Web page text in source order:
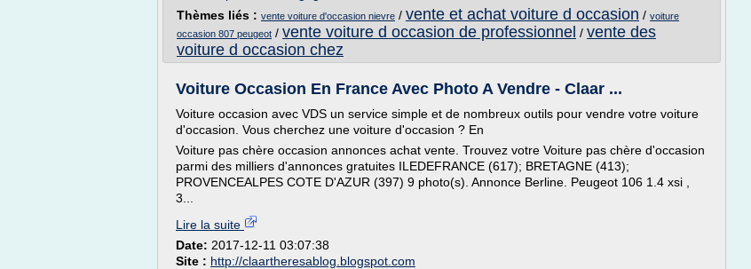
Thèmes liés : vente voiture d'occasion nievre / vente et achat voiture d occasion / voiture
occasion 807 peugeot / vente voiture d occasion de professionnel / vente des
voiture d occasion chez
Voiture Occasion En France Avec Photo A Vendre - Claar ...
Voiture occasion avec VDS un service simple et de nombreux outils pour vendre votre voiture
d'occasion. Vous cherchez une voiture d'occasion ? En
Voiture pas chère occasion annonces achat vente. Trouvez votre Voiture pas chère d'occasion
parmi des milliers d'annonces gratuites ILEDEFRANCE (617); BRETAGNE (413);
PROVENCEALPES COTE D'AZUR (397) 9 photo(s). Annonce Berline. Peugeot 106 1.4 xsi ,
3...
Lire la suite
Date: 2017-12-11 03:07:38
Site : http://claartheresablog.blogspot.com